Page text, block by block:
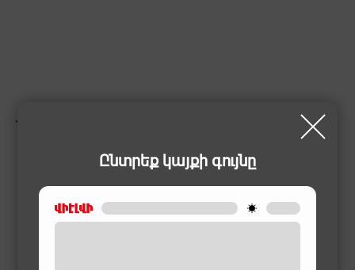
Ընտրեք կայքի գույնը
ՆՄԱՆԱՏԻՊ ԱՊՐԱՆՔՆԵՐ